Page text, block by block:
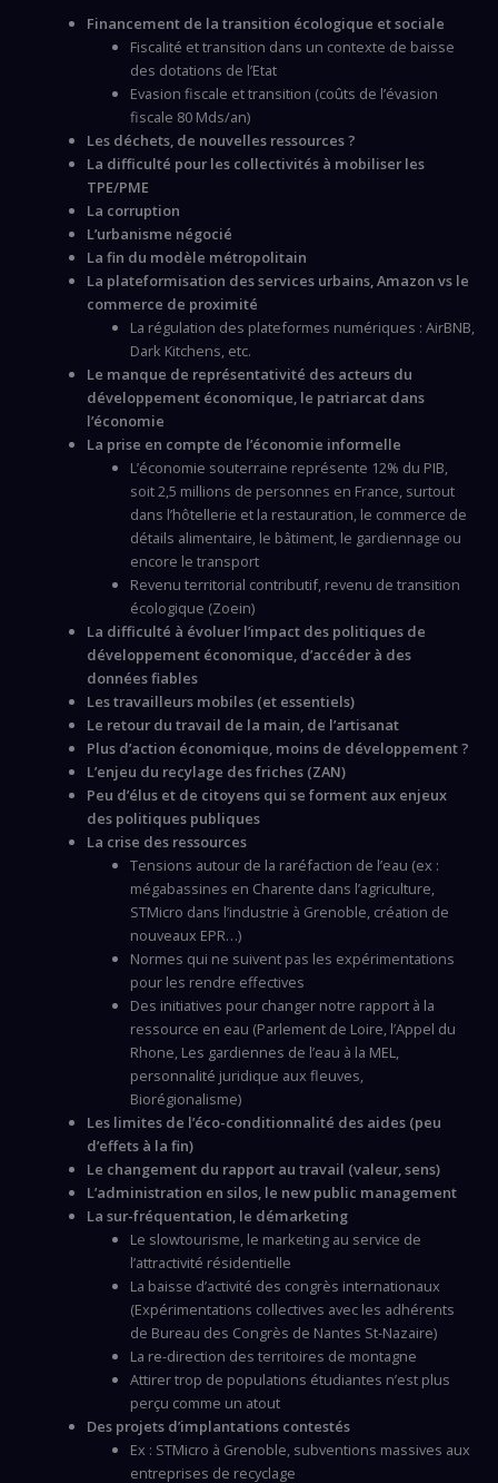
Financement de la transition écologique et sociale
Fiscalité et transition dans un contexte de baisse
des dotations de l’Etat
Evasion fiscale et transition (coûts de l’évasion
fiscale 80 Mds/an)
Les déchets, de nouvelles ressources ?
La difficulté pour les collectivités à mobiliser les
TPE/PME
La corruption
L’urbanisme négocié
La fin du modèle métropolitain
La plateformisation des services urbains, Amazon vs le
commerce de proximité
La régulation des plateformes numériques : AirBNB,
Dark Kitchens, etc.
Le manque de représentativité des acteurs du
développement économique, le patriarcat dans
l’économie
La prise en compte de l’économie informelle
L’économie souterraine représente 12% du PIB,
soit 2,5 millions de personnes en France, surtout
dans l’hôtellerie et la restauration, le commerce de
détails alimentaire, le bâtiment, le gardiennage ou
encore le transport
Revenu territorial contributif, revenu de transition
écologique (Zoein)
La difficulté à évoluer l’impact des politiques de
développement économique, d’accéder à des
données fiables
Les travailleurs mobiles (et essentiels)
Le retour du travail de la main, de l’artisanat
Plus d’action économique, moins de développement ?
L’enjeu du recylage des friches (ZAN)
Peu d’élus et de citoyens qui se forment aux enjeux
des politiques publiques
La crise des ressources
Tensions autour de la raréfaction de l’eau (ex :
mégabassines en Charente dans l’agriculture,
STMicro dans l’industrie à Grenoble, création de
nouveaux EPR…)
Normes qui ne suivent pas les expérimentations
pour les rendre effectives
Des initiatives pour changer notre rapport à la
ressource en eau (Parlement de Loire, l’Appel du
Rhone, Les gardiennes de l’eau à la MEL,
personnalité juridique aux fleuves,
Biorégionalisme)
Les limites de l’éco-conditionnalité des aides (peu
d’effets à la fin)
Le changement du rapport au travail (valeur, sens)
L’administration en silos, le new public management
La sur-fréquentation, le démarketing
Le slowtourisme, le marketing au service de
l’attractivité résidentielle
La baisse d’activité des congrès internationaux
(Expérimentations collectives avec les adhérents
de Bureau des Congrès de Nantes St-Nazaire)
La re-direction des territoires de montagne
Attirer trop de populations étudiantes n’est plus
perçu comme un atout
Des projets d’implantations contestés
Ex : STMicro à Grenoble, subventions massives aux
entreprises de recyclage